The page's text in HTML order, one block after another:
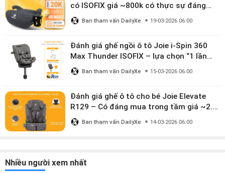
có ISOFIX giá ~800k có thực sự đáng
mua?
Ban tham vấn DailyXe 19-03-2026 06:00
Đánh giá ghế ngồi ô tô Joie i-Spin 360
Max Thunder ISOFIX – lựa chọn “1 lần
dùng đến 12 năm” có đáng giá gần 9
triệu?
Ban tham vấn DailyXe 15-03-2026 06:00
Đánh giá ghế ô tô cho bé Joie Elevate
R129 – Có đáng mua trong tầm giá ~2.8
triệu?
Ban tham vấn DailyXe 14-03-2026 06:00
Nhiều người xem nhất